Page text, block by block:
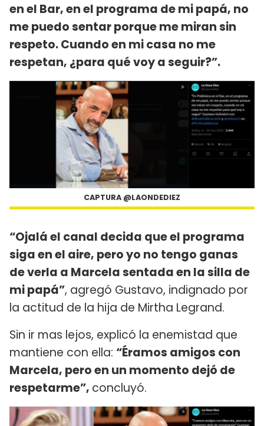
en el Bar, en el programa de mi papá, no
me puedo sentar porque me miran sin
respeto. Cuando en mi casa no me
respetan, ¿para qué voy a seguir?”.
CAPTURA @LAONDEDIEZ
“Ojalá el canal decida que el programa
siga en el aire, pero yo no tengo ganas
de verla a Marcela sentada en la silla de
mi papá”, agregó Gustavo, indignado por
la actitud de la hija de Mirtha Legrand.
Sin ir mas lejos, explicó la enemistad que
mantiene con ella: “Éramos amigos con
Marcela, pero en un momento dejó de
respetarme”, concluyó.